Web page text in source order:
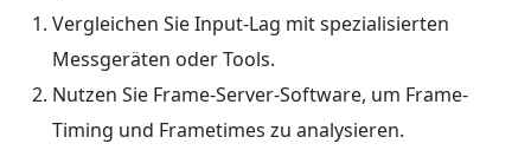
Vergleichen Sie Input-Lag mit spezialisierten
Messgeräten oder Tools.
Nutzen Sie Frame-Server-Software, um Frame-
Timing und Frametimes zu analysieren.